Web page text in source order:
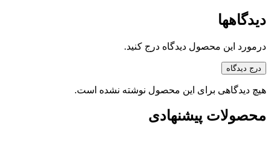
دیدگاهها
درمورد این محصول دیدگاه درج کنید.
درج دیدگاه
هیچ دیدگاهی برای این محصول نوشته نشده است.
محصولات پیشنهادی